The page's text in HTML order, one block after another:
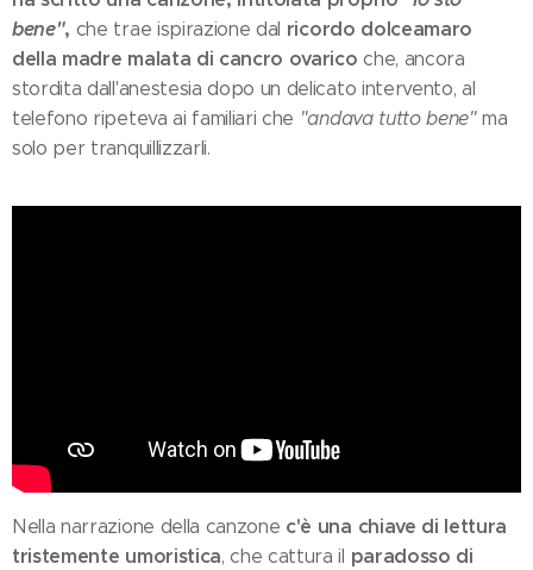
bene", che trae ispirazione dal ricordo dolceamaro
della madre malata di cancro ovarico che, ancora
stordita dall'anestesia dopo un delicato intervento, al
telefono ripeteva ai familiari che "andava tutto bene"ma
solo per tranquillizzarli.
Nella narrazione della canzone c'è una chiave di lettura
tristemente umoristica, che cattura il paradosso di